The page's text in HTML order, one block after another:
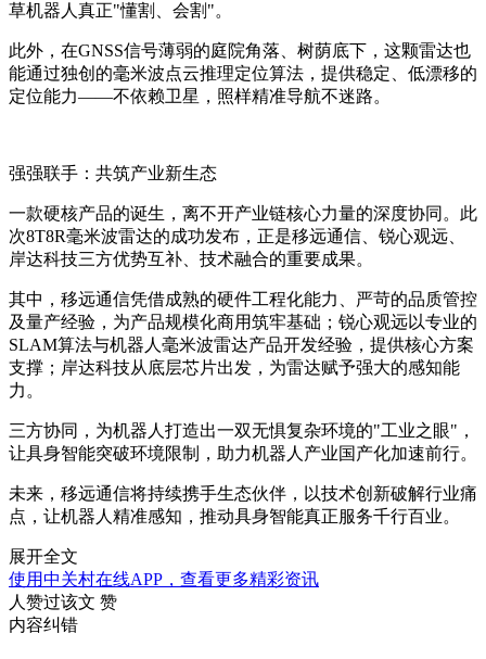
草机器人真正"懂割、会割"。
此外，在GNSS信号薄弱的庭院角落、树荫底下，这颗雷达也
能通过独创的毫米波点云推理定位算法，提供稳定、低漂移的
定位能力——不依赖卫星，照样精准导航不迷路。
强强联手：共筑产业新生态
一款硬核产品的诞生，离不开产业链核心力量的深度协同。此
次8T8R毫米波雷达的成功发布，正是移远通信、锐心观远、
岸达科技三方优势互补、技术融合的重要成果。
其中，移远通信凭借成熟的硬件工程化能力、严苛的品质管控
及量产经验，为产品规模化商用筑牢基础；锐心观远以专业的
SLAM算法与机器人毫米波雷达产品开发经验，提供核心方案
支撑；岸达科技从底层芯片出发，为雷达赋予强大的感知能
力。
三方协同，为机器人打造出一双无惧复杂环境的"工业之眼"，
让具身智能突破环境限制，助力机器人产业国产化加速前行。
未来，移远通信将持续携手生态伙伴，以技术创新破解行业痛
点，让机器人精准感知，推动具身智能真正服务千行百业。
展开全文
使用中关村在线APP，查看更多精彩资讯
人赞过该文 赞
内容纠错